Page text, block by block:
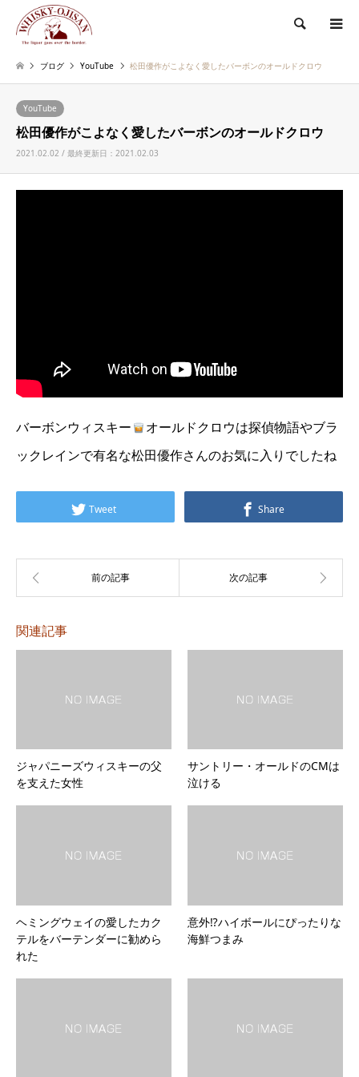
検索
ブログ YouTube 松田優作がこよなく愛したバーボンのオールドクロウ
YouTube
松田優作がこよなく愛したバーボンのオールドクロウ
2021.02.02 / 最終更新日：2021.02.03
バーボンウィスキー
オールドクロウは探偵物語やブラ
ックレインで有名な松田優作さんのお気に入りでしたね
Tweet Share
関連記事
ジャパニーズウィスキーの父
を支えた女性
サントリー・オールドのCMは
泣ける
ヘミングウェイの愛したカク
テルをバーテンダーに勧めら
れた
意外⁉︎ハイボールにぴったりな
海鮮つまみ